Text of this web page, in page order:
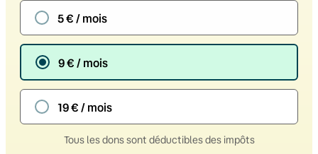
5 € / mois
9 € / mois
19 € / mois
Tous les dons sont déductibles des impôts